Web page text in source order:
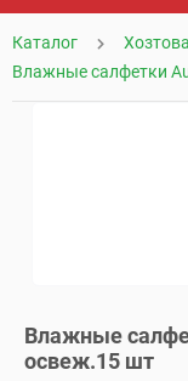
Каталог
Влажные салфетки
Влажные
освеж.15 шт